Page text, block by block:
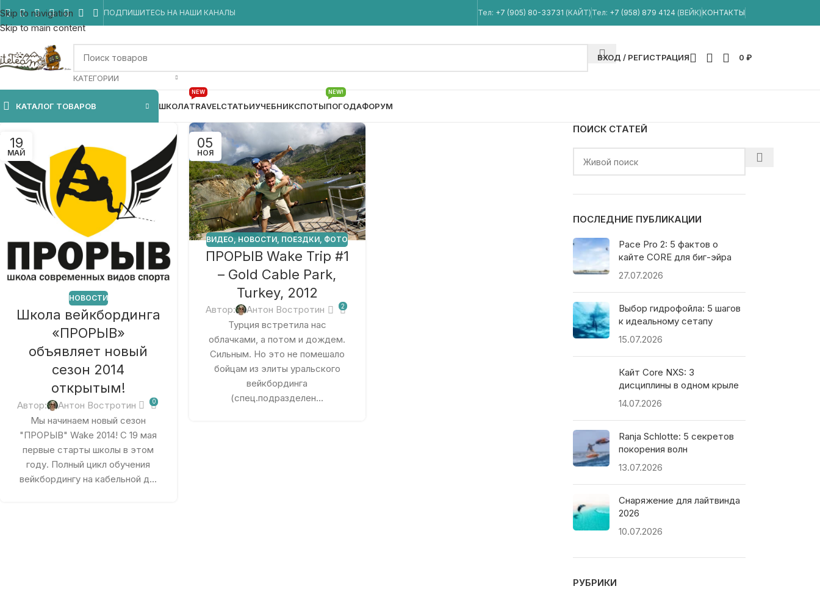
Skip to navigation
Skip to main content
ПОДПИШИТЕСЬ НА НАШИ КАНАЛЫ
Тел: +7 (905) 80-33731 (КАЙТ) Тел: +7 (958) 879 4124 (ВЕЙК) КОНТАКТЫ
КАТЕГОРИИ
ВХОД / РЕГИСТРАЦИЯ 0 ₽
КАТАЛОГ ТОВАРОВ ШКОЛАTRAVEL
NEW
СТАТЬИУЧЕБНИКСПОТЫПОГОДА
NEW!
ФОРУМ
19
МАЙ
НОВОСТИ
Школа вейкбординга
«ПРОРЫВ»
объявляет новый
сезон 2014
открытым!
Автор: Антон Востротин 0
Мы начинаем новый сезон
"ПРОРЫВ" Wake 2014! С 19 мая
первые старты школы в этом
году. Полный цикл обучения
вейкбордингу на кабельной д...
05
НОЯ
ВИДЕО, НОВОСТИ, ПОЕЗДКИ, ФОТО
ПРОРЫВ Wake Trip #1
– Gold Cable Park,
Turkey, 2012
Автор: Антон Востротин 2
Турция встретила нас
облачками, а потом и дождем.
Сильным. Но это не помешало
бойцам из элиты уральского
вейкбординга
(спец.подразделен...
ПОИСК СТАТЕЙ
ПОСЛЕДНИЕ ПУБЛИКАЦИИ
Pace Pro 2: 5 фактов о
кайте CORE для биг-эйра
27.07.2026
Выбор гидрофойла: 5 шагов
к идеальному сетапу
15.07.2026
Кайт Core NXS: 3
дисциплины в одном крыле
14.07.2026
Ranja Schlotte: 5 секретов
покорения волн
13.07.2026
Снаряжение для лайтвинда
2026
10.07.2026
РУБРИКИ